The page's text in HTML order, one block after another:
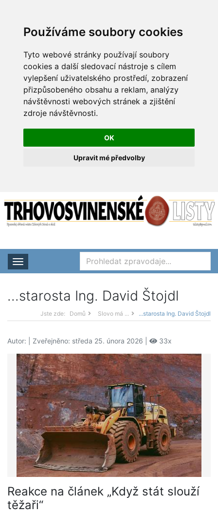
Používáme soubory cookies
Tyto webové stránky používají soubory
cookies a další sledovací nástroje s cílem
vylepšení uživatelského prostředí, zobrazení
přizpůsobeného obsahu a reklam, analýzy
návštěvnosti webových stránek a zjištění
zdroje návštěvnosti.
OK
Upravit mé předvolby
Rozbalit nabídku
...starosta Ing. David Štojdl
Jste zde: Domů Slovo má ... ...starosta Ing. David Štojdl
Autor: | Zveřejněno: středa 25. února 2026 | 33x
Reakce na článek „Když stát slouží
těžaři“